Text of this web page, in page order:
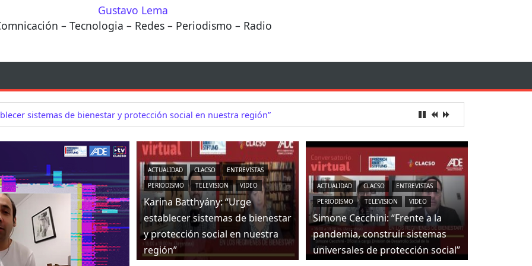
Gustavo Lema
– Tecnologia – Redes – Periodismo – Radio
sistemas de bienestar y protección social en nuestra región”
ACTUALIDAD CLACSO
ENTREVISTAS
PERIODISMO
TELEVISION VIDEO
Karina Batthyány: “Urge
establecer sistemas de bienestar
y protección social en nuestra
región”
ACTUALIDAD CLACSO
ENTREVISTAS
PERIODISMO
TELEVISION VIDEO
Simone Cecchini: “Frente a la
pandemia, construir sistemas
universales de protección social”